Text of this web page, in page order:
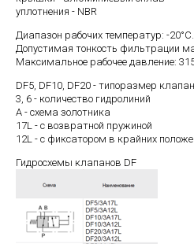
уплотнения - NBR
Диапазон рабочих температур: -
Допустимая тонкость фильтрации
Максимальное рабочее давление:
DF5, DF10, DF20 - типоразмер
3, 6 - количество гидролиний
А - схема золотника
17L - с возвратной пружиной
12L - с фиксатором в крайних
Гидросхемы клапанов DF